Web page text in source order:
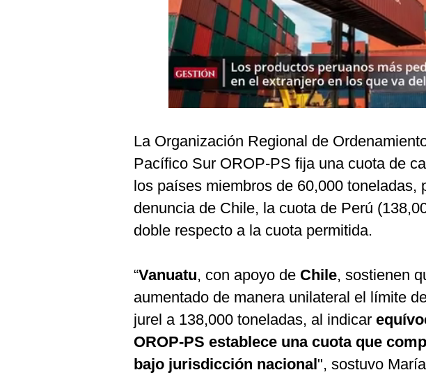
La Organización Regional de
Pacífico Sur OROP-PS fija una cuota de
los países miembros de 60,000 toneladas,
denuncia de Chile, la cuota de Perú
doble respecto a la cuota permitida.
“Vanuatu, con apoyo de Chile, sostienen
aumentado de manera unilateral el límite
jurel a 138,000 toneladas, al indicar
OROP-PS establece una cuota que
bajo jurisdicción nacional", sostuvo